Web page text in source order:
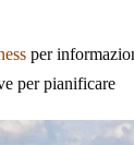
per
per pianificare